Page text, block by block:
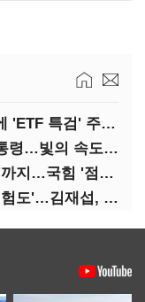
김용범 책임론 봇물…경질 요구에 'ETF 특검' 주장까지
장동혁 "형소법도 안 읽어 본 대통령…빛의 속도로 무너질 것"
장동혁도 모라자 '서범수·진종오'까지…국힘 '점입가경'
'상시근로자 수 아닌 산업재해 위험도'…김재섭, 산재예방 지원기준 손질